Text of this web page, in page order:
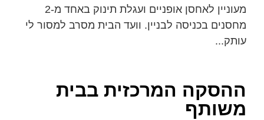
מעוניין לאחסן אופניים ועגלת תינוק באחד מ-2
מחסנים בכניסה לבניין. וועד הבית מסרב למסור לי
עותק...
ההסקה המרכזית בבית
משותף